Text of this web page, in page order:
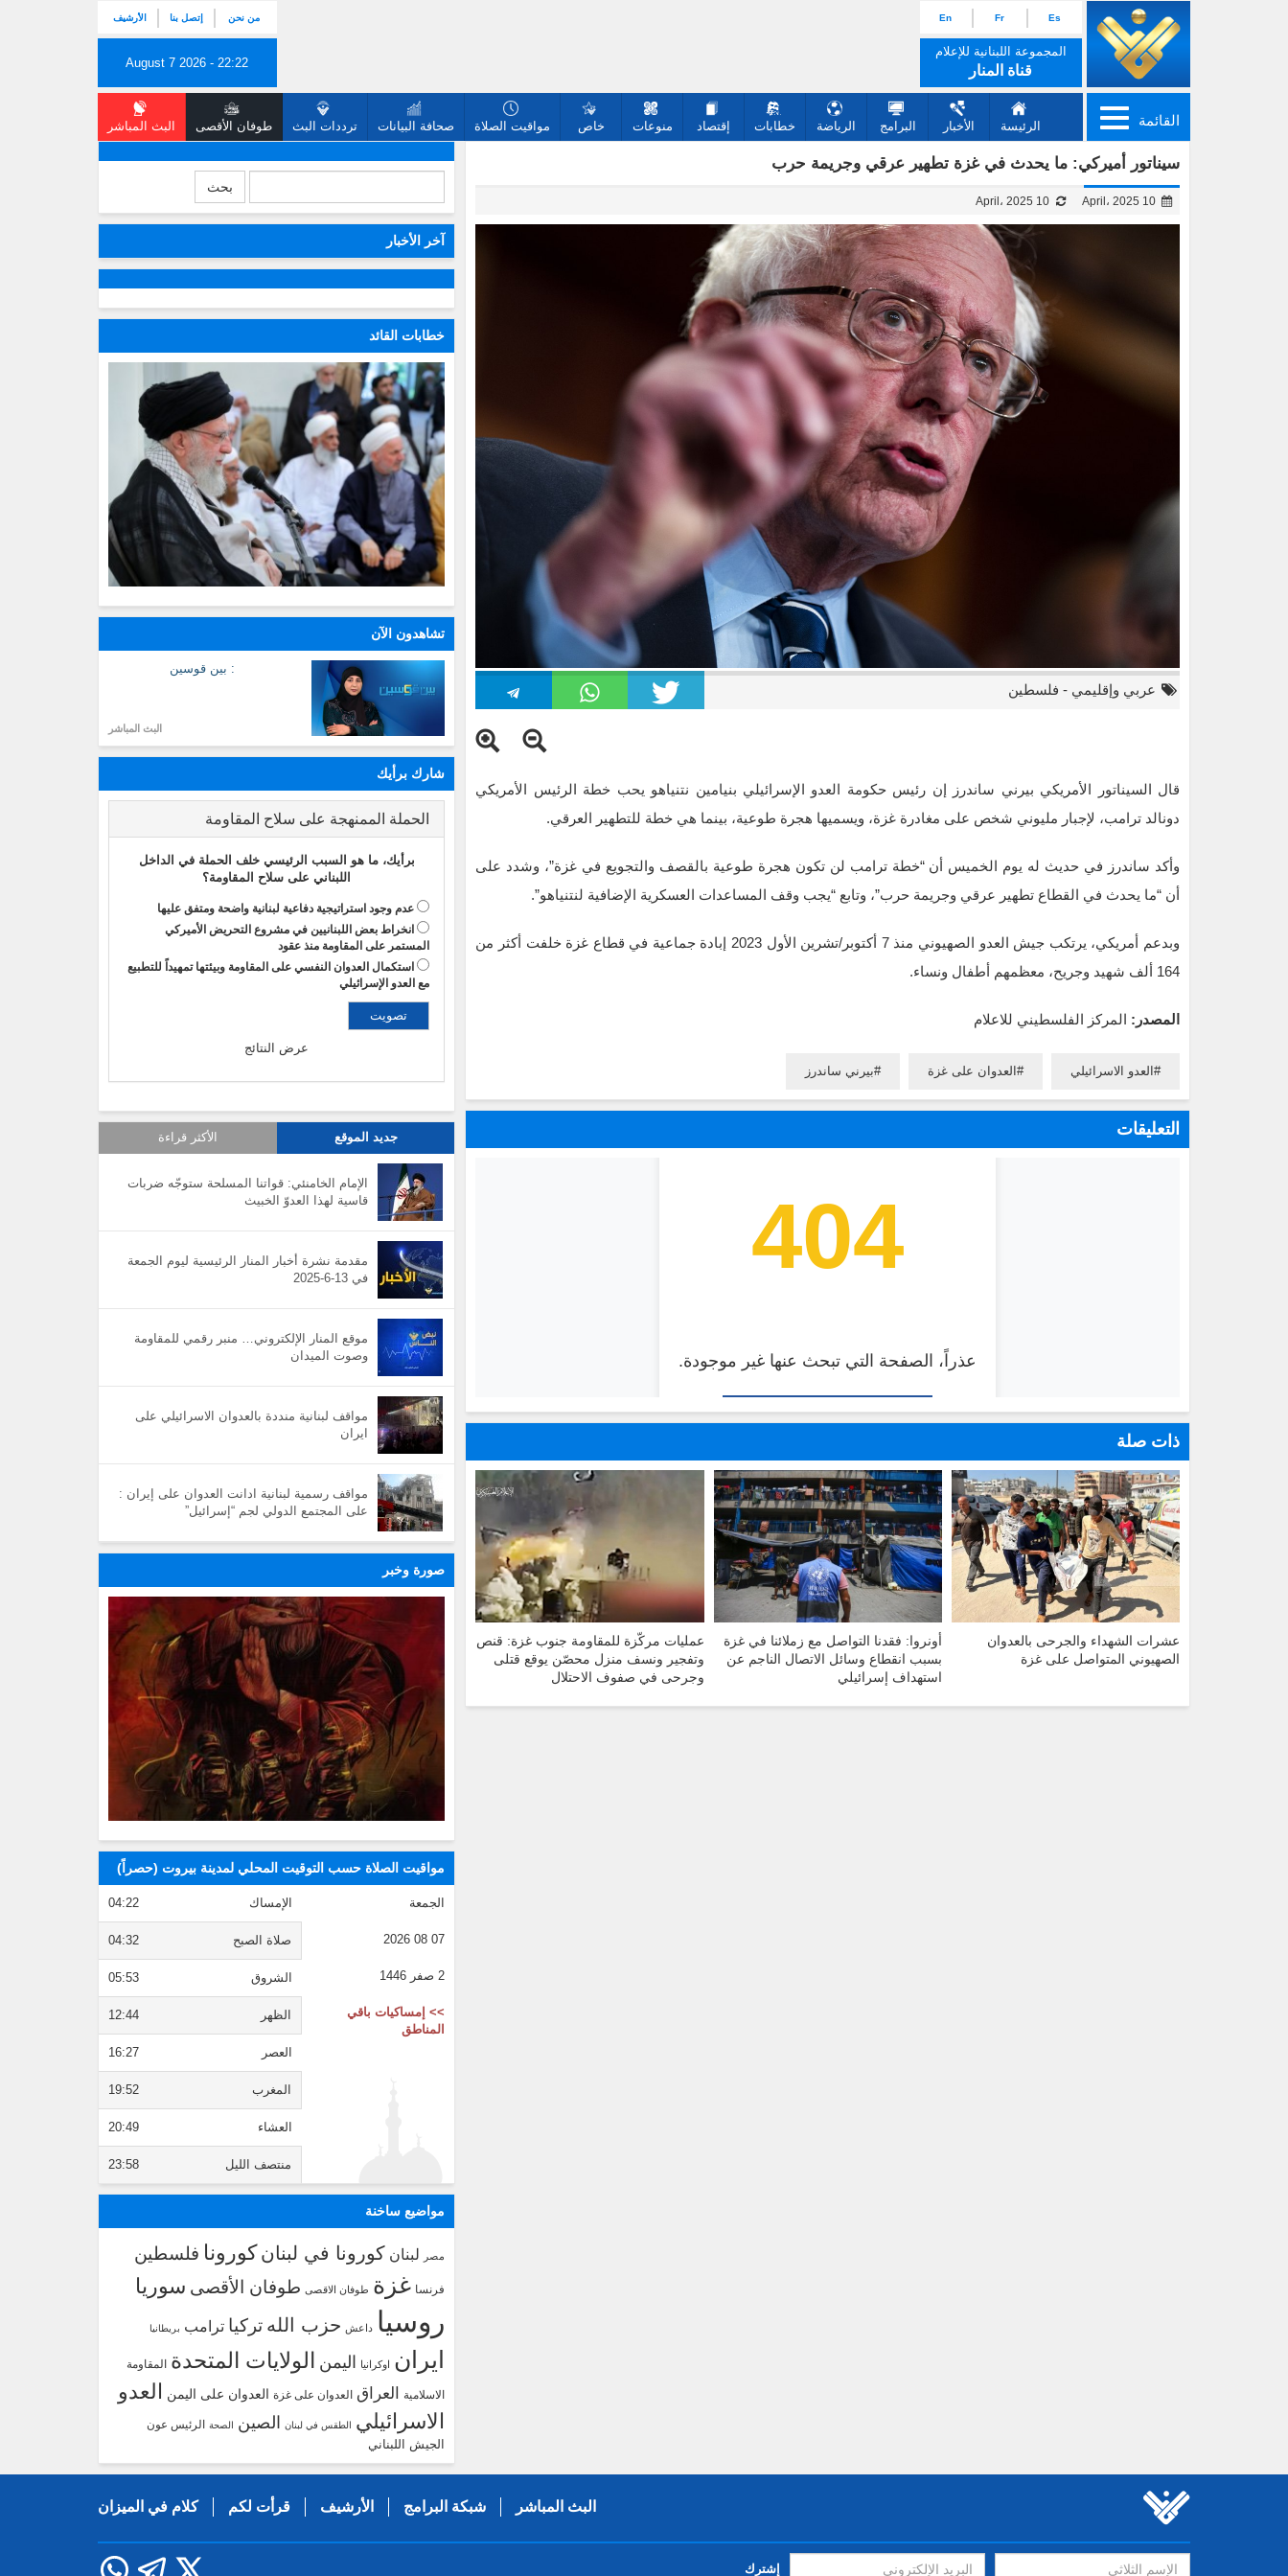
Es
Fr
En
المجموعة اللبنانية للإعلام
قناة المنار
من نحن إتصل بنا الأرشيف
August 7 2026 - 22:22
القائمة الرئيسة الأخبار البرامج الرياضة خطابات إقتصاد منوعات خاص مواقيت الصلاة صحافة البيانات ترددات البث طوفان الأقصى البث المباشر
سيناتور أميركي: ما يحدث في غزة تطهير عرقي وجريمة حرب
عربي وإقليمي - فلسطين
قال السيناتور الأمريكي بيرني ساندرز إن رئيس حكومة العدو الإسرائيلي بنيامين نتنياهو يحب خطة الرئيس الأمريكي
دونالد ترامب، لإجبار مليوني شخص على مغادرة غزة، ويسميها هجرة طوعية، بينما هي خطة للتطهير العرقي.
وأكد ساندرز في حديث له يوم الخميس أن “خطة ترامب لن تكون هجرة طوعية بالقصف والتجويع في غزة”، وشدد على
أن “ما يحدث في القطاع تطهير عرقي وجريمة حرب”، وتابع “يجب وقف المساعدات العسكرية الإضافية لنتنياهو”.
وبدعم أمريكي، يرتكب جيش العدو الصهيوني منذ 7 أكتوبر/تشرين الأول 2023 إبادة جماعية في قطاع غزة خلفت أكثر من
164 ألف شهيد وجريح، معظمهم أطفال ونساء.
المصدر: المركز الفلسطيني للاعلام
العدو الاسرائيلي العدوان على غزة بيرني ساندرز
التعليقات
ذات صلة
عشرات الشهداء والجرحى بالعدوان
الصهيوني المتواصل على غزة
أونروا: فقدنا التواصل مع زملائنا في غزة
بسبب انقطاع وسائل الاتصال الناجم عن
استهداف إسرائيلي
عمليات مركّزة للمقاومة جنوب غزة: قنص
وتفجير ونسف منزل محصّن يوقع قتلى
وجرحى في صفوف الاحتلال
بحث
آخر الأخبار
خطابات القائد
تشاهدون الآن
: بين قوسين
البث المباشر
شارك برأيك
الحملة الممنهجة على سلاح المقاومة
برأيك، ما هو السبب الرئيسي خلف الحملة في الداخل
اللبناني على سلاح المقاومة؟
عدم وجود استراتيجية دفاعية لبنانية واضحة ومتفق عليها
انخراط بعض اللبنانيين في مشروع التحريض الأميركي
المستمر على المقاومة منذ عقود
استكمال العدوان النفسي على المقاومة وبيئتها تمهيداً للتطبيع
مع العدو الإسرائيلي
عرض النتائج
جديد الموقع الأكثر قراءة
الإمام الخامنئي: قواتنا المسلحة ستوجّه ضربات
قاسية لهذا العدوّ الخبيث
مقدمة نشرة أخبار المنار الرئيسية ليوم الجمعة
في 13-6-2025
موقع المنار الإلكتروني… منبر رقمي للمقاومة
وصوت الميدان
مواقف لبنانية منددة بالعدوان الاسرائيلي على
ايران
مواقف رسمية لبنانية ادانت العدوان على إيران :
على المجتمع الدولي لجم “إسرائيل”
صورة وخبر
مواقيت الصلاة حسب التوقيت المحلي لمدينة بيروت (حصراً)
الجمعة
07 08 2026
2 صفر 1446
>> إمساكيات باقي
المناطق
الإمساك 04:22
صلاة الصبح 04:32
الشروق 05:53
الظهر 12:44
العصر 16:27
المغرب 19:52
العشاء 20:49
منتصف الليل 23:58
مواضيع ساخنة
مصر لبنان كورونا في لبنان كورونا فلسطين
فرنسا غزة طوفان الاقصى طوفان الأقصى سوريا
روسيا داعش حزب الله تركيا ترامب بريطانيا
ايران اوكرانيا اليمن الولايات المتحدة المقاومة
الاسلامية العراق العدوان على غزة العدوان على اليمن العدو
الاسرائيلي الطقس في لبنان الصين الصحة الرئيس عون
الجيش اللبناني
البث المباشر شبكة البرامج الأرشيف قرأت لكم كلام في الميزان
إشترك